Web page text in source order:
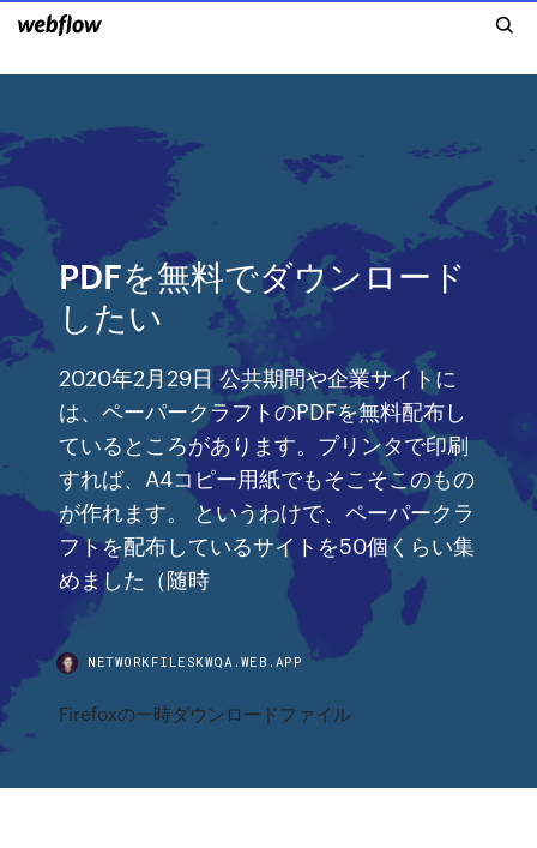
PDFを無料でダウンロード
したい
2020年2月29日 公共期間や企業サイトに
は、ペーパークラフトのPDFを無料配布し
ているところがあります。プリンタで印刷
すれば、A4コピー用紙でもそこそこのもの
が作れます。 というわけで、ペーパークラ
フトを配布しているサイトを50個くらい集
めました（随時
NETWORKFILESKWQA.WEB.APP
Firefoxの一時ダウンロードファイル